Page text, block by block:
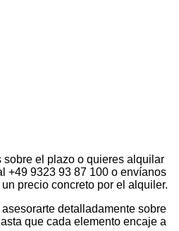
sobre el plazo o quieres alquilar
+49 9323 93 87 100 o envíanos
precio concreto por el alquiler.
detalladamente sobre
que cada elemento encaje a